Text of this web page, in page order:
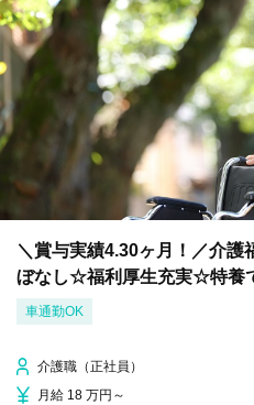
＼賞与実績4.30ヶ月！／介
ぼなし☆福利厚生充実☆特養
車通勤OK
介護職（正社員）
月給 18 万円～